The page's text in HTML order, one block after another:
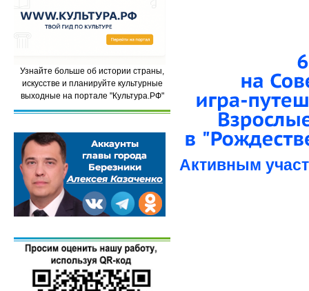
Активным
Узнайте больше об истории страны,
искусстве и планируйте культурные
выходные на портале "Культура.РФ"